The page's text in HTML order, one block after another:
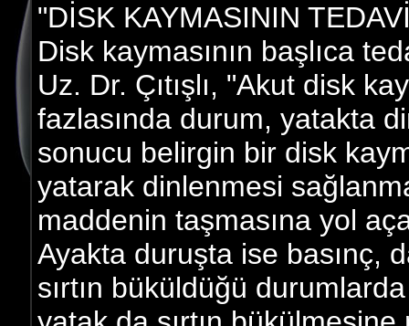
"DİSK KAYMASININ
Disk kaymasının başlıca
Uz. Dr. Çıtışlı, "Akut disk
fazlasında durum, yatakta
sonucu belirgin bir disk
yatarak dinlenmesi
maddenin taşmasına yol
Ayakta duruşta ise basınç,
sırtın büküldüğü